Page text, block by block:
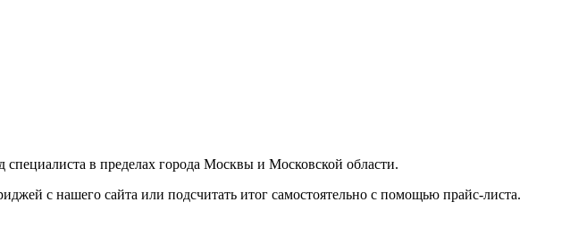
в пределах города Москвы и Московской области.
с нашего сайта или подсчитать итог самостоятельно с помощью прайс-листа.